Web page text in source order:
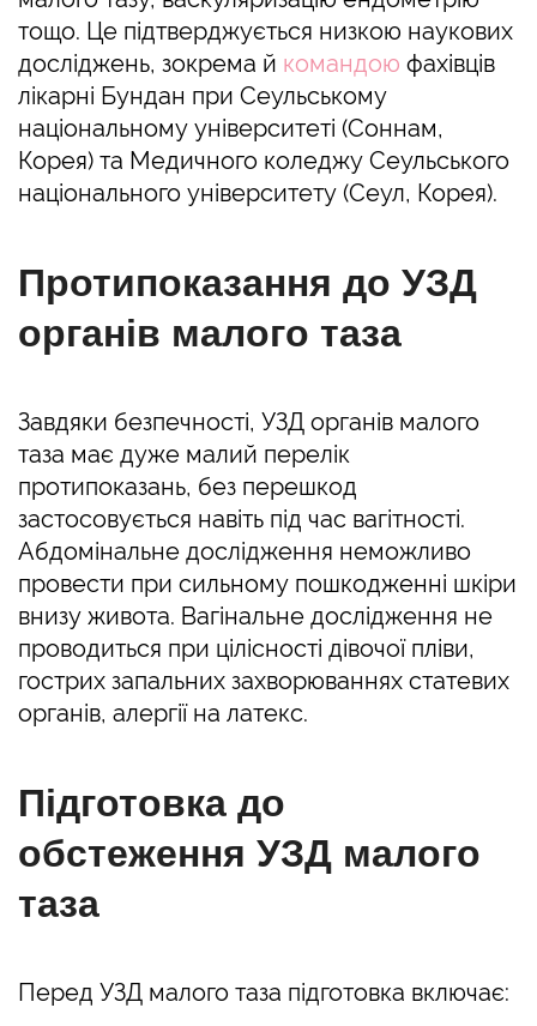
тощо. Це підтверджується низкою наукових
досліджень, зокрема й командою фахівців
лікарні Бундан при Сеульському
національному університеті (Соннам,
Корея) та Медичного коледжу Сеульського
національного університету (Сеул, Корея).
Протипоказання до УЗД
органів малого таза
Завдяки безпечності, УЗД органів малого
таза має дуже малий перелік
протипоказань, без перешкод
застосовується навіть під час вагітності.
Абдомінальне дослідження неможливо
провести при сильному пошкодженні шкіри
внизу живота. Вагінальне дослідження не
проводиться при цілісності дівочої пліви,
гострих запальних захворюваннях статевих
органів, алергії на латекс.
Підготовка до
обстеження УЗД малого
таза
Перед УЗД малого таза підготовка включає: